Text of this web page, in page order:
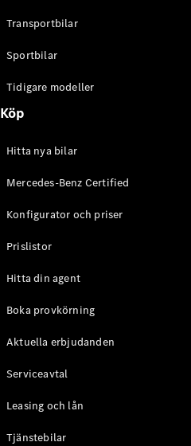
Konfigurator
Benz Online
Store
Familjebilar / Camping van
Alla
Familjebilar
/ Camping
van
V-Klass
Marco Polo
Transportbilar
Sportbilar
Tidigare modeller
Köp
Hitta nya bilar
Mercedes-Benz Certified
Konfigurator och priser
Prislistor
Hitta din agent
Boka provkörning
Aktuella erbjudanden
Serviceavtal
Leasing och lån
Tjänstebilar